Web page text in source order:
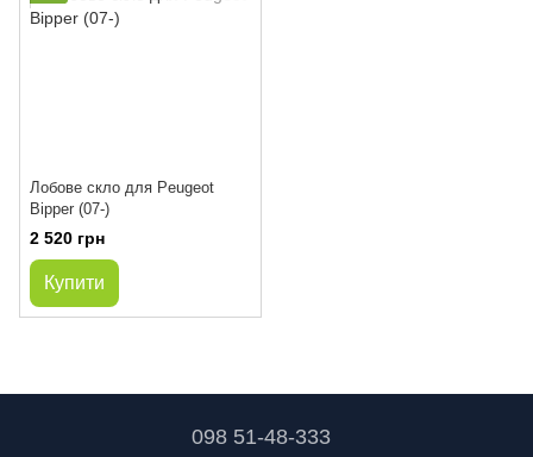
Лобове скло для Peugeot
Bipper (07-)
2 520 грн
Купити
098 51-48-333